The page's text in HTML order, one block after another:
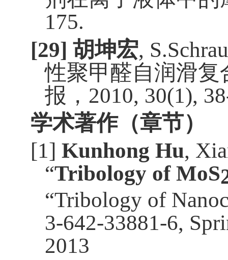
175.
[29] 胡坤宏,
性聚甲醛自润滑
报， 2010, 30(1),
学术著作（章节）
[1] Kunhong Hu,
“Tribology of MoS
“Tribology of
3-642-33881-6,
2013